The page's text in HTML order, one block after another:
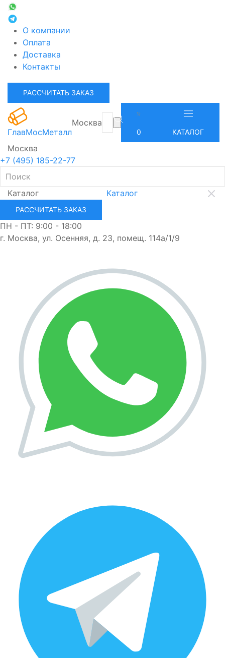
О компании
Оплата
Доставка
Контакты
РАССЧИТАТЬ ЗАКАЗ
ГлавМосМеталл
Москва
0 КАТАЛОГ
Москва
+7 (495) 185-22-77
Каталог Каталог
РАССЧИТАТЬ ЗАКАЗ
ПН - ПТ: 9:00 - 18:00
г. Москва, ул. Осенняя, д. 23, помещ. 114а/1/9